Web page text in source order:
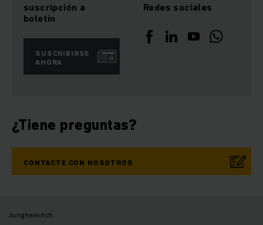
suscripción a
boletín
SUSCRIBIRSE
AHORA
Redes sociales
¿Tiene preguntas?
CONTACTE CON NOSOTROS
Jungheinrich